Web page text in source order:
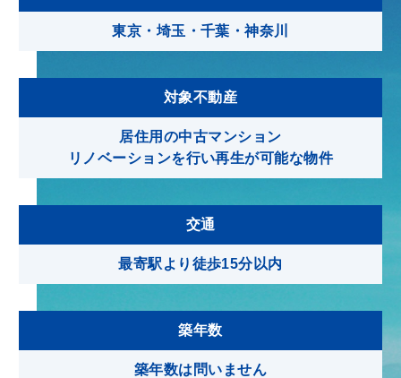
不動産業者の方へ
住まいと不動産の情報マガジン
お問い合わせ
東京・埼玉・千葉・神奈川
対象不動産
居住用の中古マンション
リノベーションを行い再生が可能な物件
交通
最寄駅より徒歩15分以内
築年数
築年数は問いません